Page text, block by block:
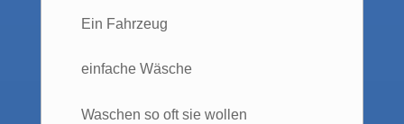
Ein Fahrzeug
einfache Wäsche
Waschen so oft sie wollen